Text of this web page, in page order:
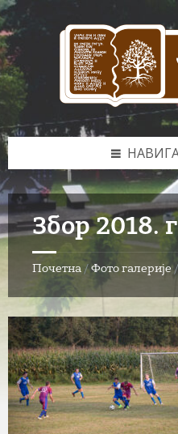
Skip
to
content
Skip
to
left
sidebar
Skip
to
footer
Збор 2018.
Почетна /Фото галерије /